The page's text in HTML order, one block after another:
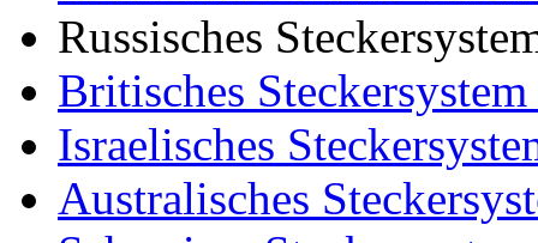
Russisches
Britisches
Israelisches
Australisches